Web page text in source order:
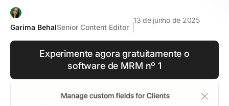
Garima BehalSenior Content Editor
13 de junho de 2025
Experimente agora gratuitamente o
software de MRM nº 1